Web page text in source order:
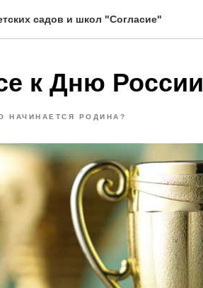
садов и школ "Согласие"
к Дню России
НАЧИНАЕТСЯ РОДИНА?